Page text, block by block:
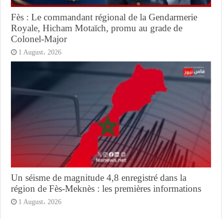
Fès : Le commandant régional de la Gendarmerie
Royale, Hicham Motaïch, promu au grade de
Colonel-Major
1 August، 2026
Un séisme de magnitude 4,8 enregistré dans la
région de Fès-Meknès : les premières informations
1 August، 2026